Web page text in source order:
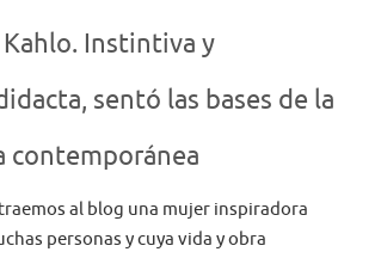
Kahlo. Instintiva y
sentó las bases de la
contemporánea
al blog una mujer inspiradora
personas y cuya vida y obra